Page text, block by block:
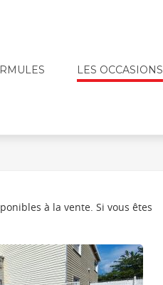
LES OCCASIONS
à la vente. Si vous êtes